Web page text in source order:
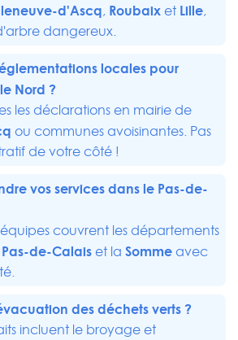
d'Ascq, Roubaix et Lille,
dangereux.
locales pour
Nord ?
les déclarations en mairie de
ou communes avoisinantes. Pas
de votre côté !
vos services dans le Pas-de-
couvrent les départements
Pas-de-Calais et la Sommeavec
des déchets verts ?
incluent le broyage et